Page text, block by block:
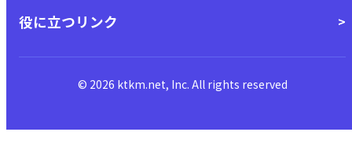
役に立つリンク
© 2026 ktkm.net, Inc. All rights reserved